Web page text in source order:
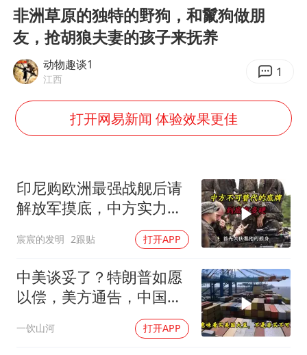
白海豚将正面袭击贯穿浙江
酒店回应车内过夜被收150元
全民健身事业高质量发展
几元成本的AI广告导致千万市值蒸发
WTT瑞典大满贯女单签表出炉
商场现钱学森巨幅海报 负责人回应
乐享全民健身 共筑健康中国
非洲草原的独特的野狗，和鬣狗做朋
友，抢胡狼夫妻的孩子来抚养
动物趣谈1
江西 1
打开网易新闻 体验效果更佳
印尼购欧洲最强战舰后请
解放军摸底，中方实力几
宸宸的发明 2跟贴 打开APP
中美谈妥了？特朗普如愿
以偿，美方通告，中国增
一饮山河 打开APP